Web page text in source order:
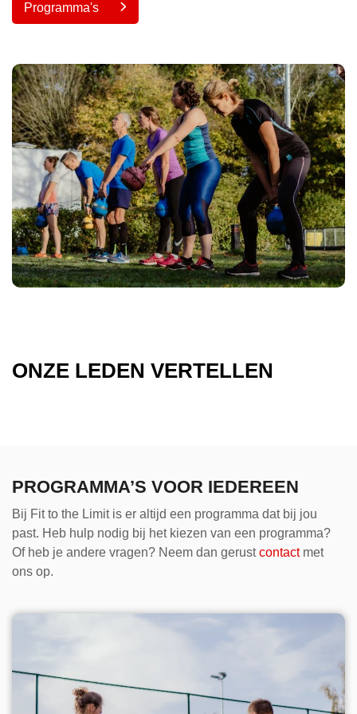
Programma's
ONZE LEDEN VERTELLEN
PROGRAMMA’S VOOR IEDEREEN
Bij Fit to the Limit is er altijd een programma dat bij jou
past. Heb hulp nodig bij het kiezen van een programma?
Of heb je andere vragen? Neem dan gerustcontactmet
ons op.